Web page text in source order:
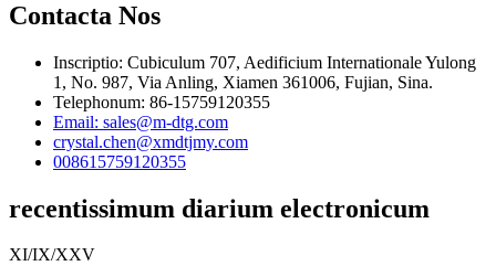
Contacta Nos
Inscriptio: Cubiculum 707, Aedificium Internationale Yulong
1, No. 987, Via Anling, Xiamen 361006, Fujian, Sina.
Telephonum: 86-15759120355
Email: sales@m-dtg.com
crystal.chen@xmdtjmy.com
008615759120355
recentissimum diarium electronicum
XI/IX/XXV